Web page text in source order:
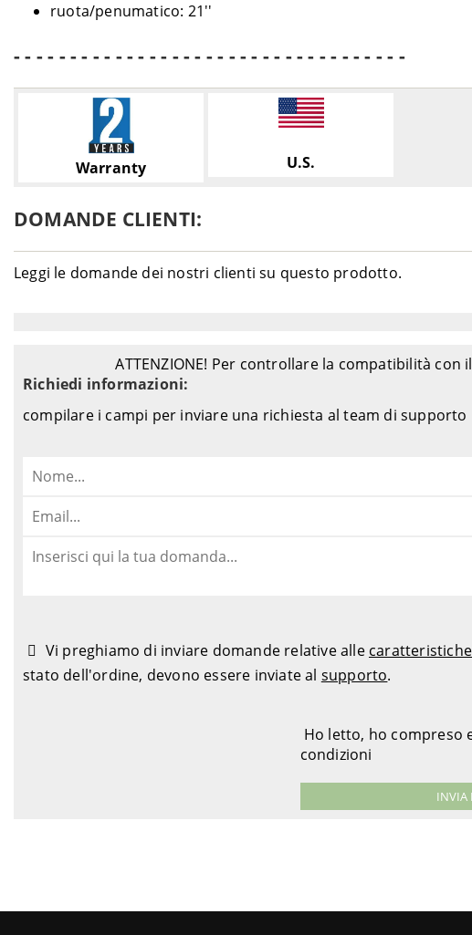
ruota/penumatico: 21''
- - - - - - - - - - - - - - - - - - - - - - - - - - - - - - - - - - -
Warranty U.S.
DOMANDE CLIENTI:
Leggi le domande dei nostri clienti su questo prodotto.
ATTENZIONE! Per controllare la compatibilità
Richiedi informazioni:
compilare i campi per inviare una richiesta al team di supporto
Vi preghiamo di inviare domande relative alle
stato dell'ordine, devono essere inviate al supporto.
Ho letto, ho compreso
condizioni